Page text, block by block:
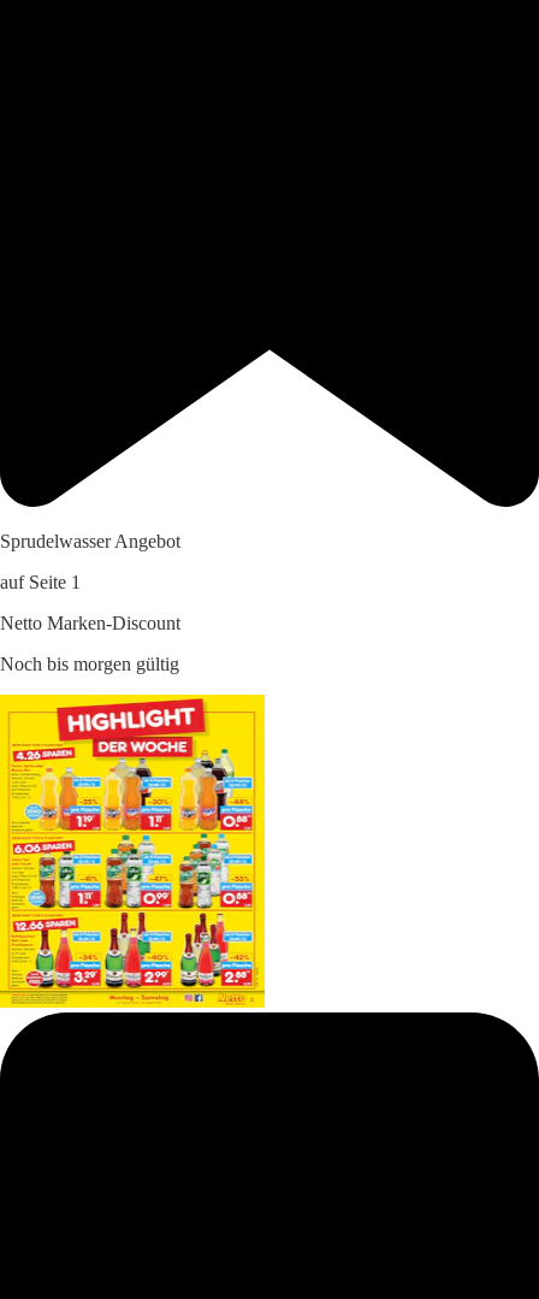
Sprudelwasser Angebot
auf Seite 1
Netto Marken-Discount
Noch bis morgen gültig